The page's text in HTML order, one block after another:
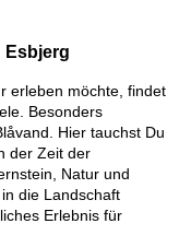
Esbjerg
erleben möchte, findet
Besonders
Hier tauchst Du
der Zeit der
Natur und
die Landschaft
Erlebnis für